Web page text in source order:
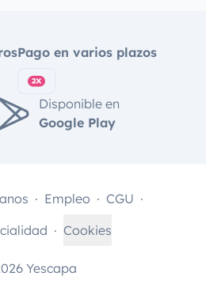
Pago en varios plazos
Disponible en
Google Play
Yescapa
Empleo
CGU
Cookies